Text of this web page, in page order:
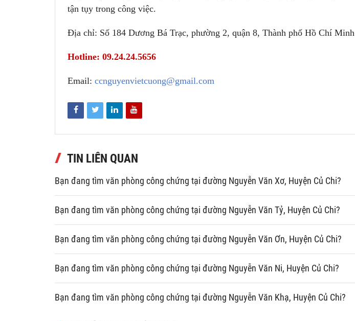
tận tụy trong công việc.
Địa chỉ: Số 184 Dương Bá Trạc, phường 2, quận 8, Thành phố Hồ Chí Minh
Hotline: 09.24.24.5656
Email: ccnguyenvietcuong@gmail.com
TIN LIÊN QUAN
Bạn đang tìm văn phòng công chứng tại đường Nguyễn Văn Xơ, Huyện Củ Chi?
Bạn đang tìm văn phòng công chứng tại đường Nguyễn Văn Tỷ, Huyện Củ Chi?
Bạn đang tìm văn phòng công chứng tại đường Nguyễn Văn Ơn, Huyện Củ Chi?
Bạn đang tìm văn phòng công chứng tại đường Nguyễn Văn Ni, Huyện Củ Chi?
Bạn đang tìm văn phòng công chứng tại đường Nguyễn Văn Khạ, Huyện Củ Chi?